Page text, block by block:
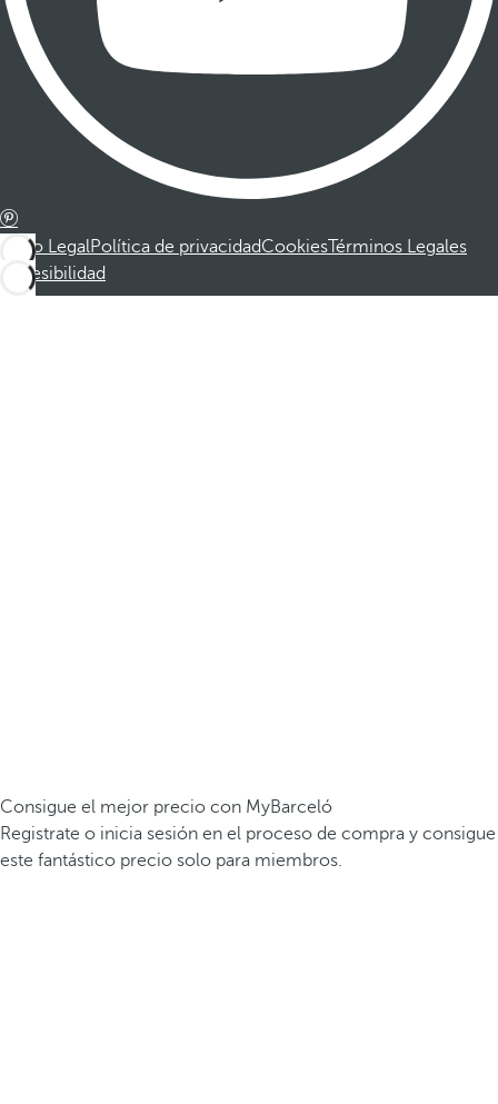
Aviso LegalPolítica de privacidadCookiesTérminos Legales
Accesibilidad
Consigue el mejor precio con MyBarceló
Registrate o inicia sesión en el proceso de compra y consigue
este fantástico precio solo para miembros.